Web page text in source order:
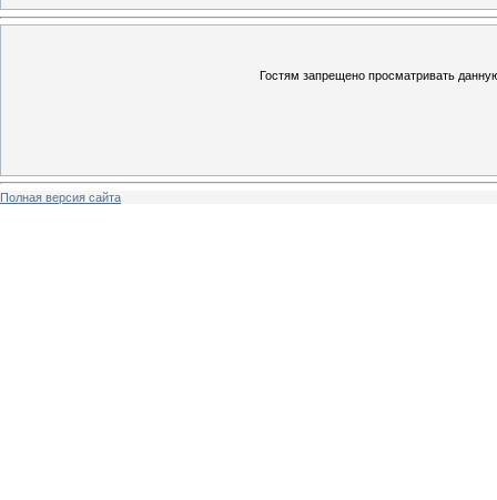
Гостям запрещено просматривать
Полная версия сайта